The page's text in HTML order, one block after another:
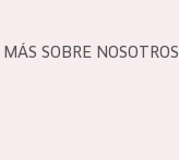
MÁS SOBRE NOSOTROS